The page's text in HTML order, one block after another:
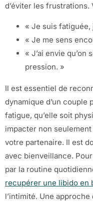
d’éviter les frustrations.
« Je suis fatiguée,
« Je me sens
« J’ai envie
pression. »
Il est essentiel de
dynamique d’un couple
fatigue, qu’elle soit
impacter non
votre partenaire. Il est
avec bienveillance.
par la routine
recupérer une libido en
l’intimité. Une